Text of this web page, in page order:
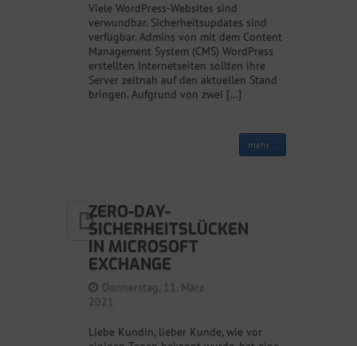
Viele WordPress-Websites sind
verwundbar. Sicherheitsupdates sind
verfügbar. Admins von mit dem Content
Management System (CMS) WordPress
erstellten Internetseiten sollten ihre
Server zeitnah auf den aktuellen Stand
bringen. Aufgrund von zwei […]
mehr...
ZERO-DAY-
SICHERHEITSLÜCKEN
IN MICROSOFT
EXCHANGE
Donnerstag, 11. März
2021
Liebe Kundin, lieber Kunde, wie vor